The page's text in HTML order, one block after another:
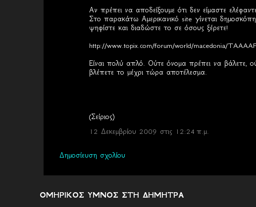
Αν πρέπει να αποδείξουμε ότι δεν είμαστε
Στο παρακάτω Αμερικανικό site γίνεται
ψηφίστε και διαδώστε το σε όσους ξέρετε!
http://www.topix.com/forum/world/macedonia/
Είναι πολύ απλό. Ούτε όνομα πρέπει να βάλετε,
βλέπετε το μέχρι τώρα αποτέλεσμα.
(Σείριος)
12 Δεκεμβρίου 2009 στις 12:24 π.μ.
Δημοσίευση σχολίου
ΟΜΗΡΙΚΟΣ ΥΜΝΟΣ ΣΤΗ ΔΗΜΗΤΡΑ